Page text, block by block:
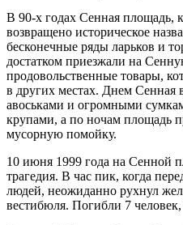
В 90-х годах Сенная площадь,
возвращено историческое
бесконечные ряды ларьков и
достатком приезжали на
продовольственные товары,
в других местах. Днем Сенная
авоськами и огромными
крупами, а по ночам площадь
мусорную помойку.
10 июня 1999 года на Сенной
трагедия. В час пик, когда
людей, неожиданно рухнул
вестибюля. Погибли 7